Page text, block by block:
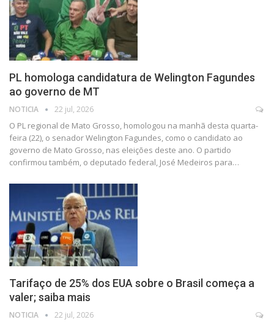
PL homologa candidatura de Welington Fagundes
ao governo de MT
NOTICIA 22 jul, 2026
O PL regional de Mato Grosso, homologou na manhã desta quarta-
feira (22), o senador Welington Fagundes, como o candidato ao
governo de Mato Grosso, nas eleições deste ano. O partido
confirmou também, o deputado federal, José Medeiros para…
Tarifaço de 25% dos EUA sobre o Brasil começa a
valer; saiba mais
NOTICIA 22 jul, 2026